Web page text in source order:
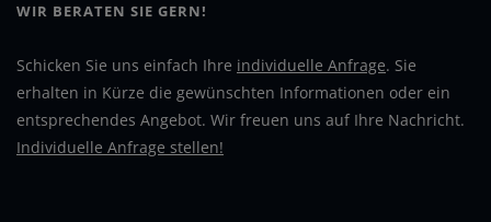
WIR BERATEN SIE GERN!
Schicken Sie uns einfach Ihre individuelle Anfrage. Sie
erhalten in Kürze die gewünschten Informationen oder ein
entsprechendes Angebot. Wir freuen uns auf Ihre Nachricht.
Individuelle Anfrage stellen!